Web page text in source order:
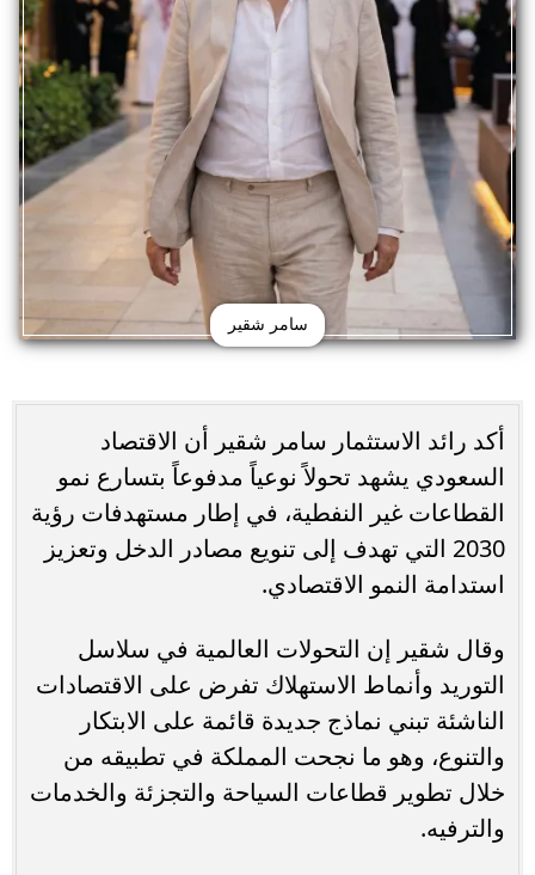
سامر شقير
أكد رائد الاستثمار سامر شقير أن الاقتصاد
السعودي يشهد تحولاً نوعياً مدفوعاً بتسارع نمو
القطاعات غير النفطية، في إطار مستهدفات رؤية
2030 التي تهدف إلى تنويع مصادر الدخل وتعزيز
استدامة النمو الاقتصادي.
وقال شقير إن التحولات العالمية في سلاسل
التوريد وأنماط الاستهلاك تفرض على الاقتصادات
الناشئة تبني نماذج جديدة قائمة على الابتكار
والتنوع، وهو ما نجحت المملكة في تطبيقه من
خلال تطوير قطاعات السياحة والتجزئة والخدمات
والترفيه.